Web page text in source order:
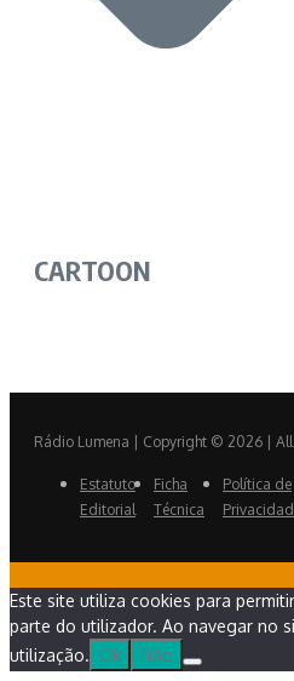
CARTOON
Rádio Lumena | Copyright © 2026 | All
Estatuto
Editorial
Ficha
Técnica
Política de
Este site utiliza cookies para
parte do utilizador. Ao navegar no
utilização. Ok Não